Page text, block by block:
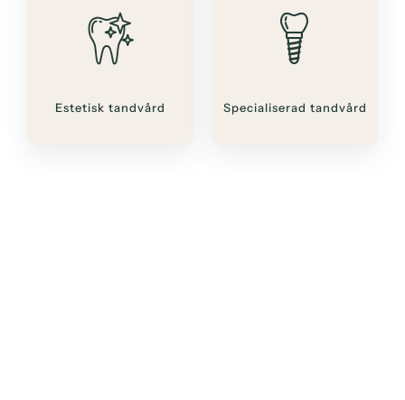
Estetisk tandvård Specialiserad tandvård